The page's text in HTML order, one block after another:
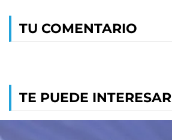
TU COMENTARIO
TE PUEDE INTERESAR